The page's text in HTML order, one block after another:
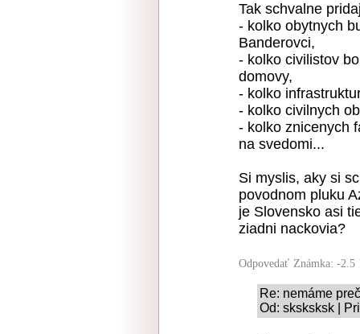
Tak schvalne
- kolko obytnych
Banderovci,
- kolko civilistov
domovy,
- kolko
- kolko civilnych
- kolko znicenych
na svedomi...
Si myslis, aky si
povodnom pluku
je Slovensko asi
ziadni nackovia?
Odpovedať Známka: -2.5
Re: nemáme
Od: sksksksk |